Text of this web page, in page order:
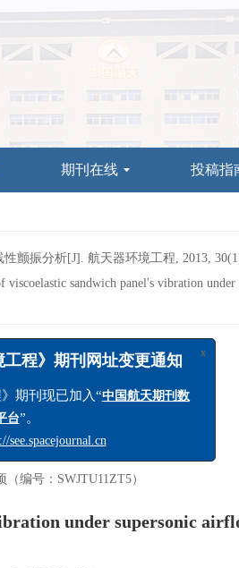
期刊在线 投稿指
颤振分析[J]. 航天器环境工程, 2013,
sandwich panel's vibration
编号：SWJTU11ZT5）
under supersonic
x
刊现已加入“
”。